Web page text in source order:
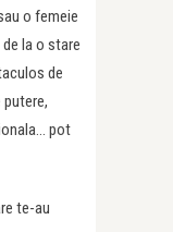
o femeie
la o stare
de
pot
te-au